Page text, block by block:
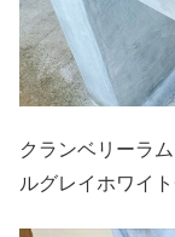
クランベリーラ
ルグレイホワイ